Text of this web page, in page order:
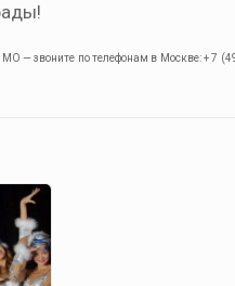
— звоните по телефонам в Москве: + 7